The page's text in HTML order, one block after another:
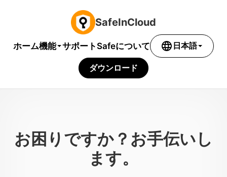
SafeInCloud
ホーム機能 サポートSafeについて language 日本語
ダウンロード
お困りですか？お手伝いし
ます。